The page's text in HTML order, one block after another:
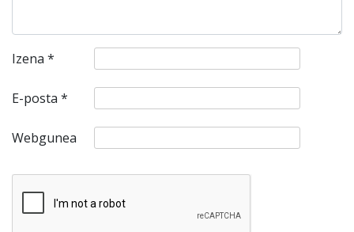
Izena *
E-posta *
Webgunea